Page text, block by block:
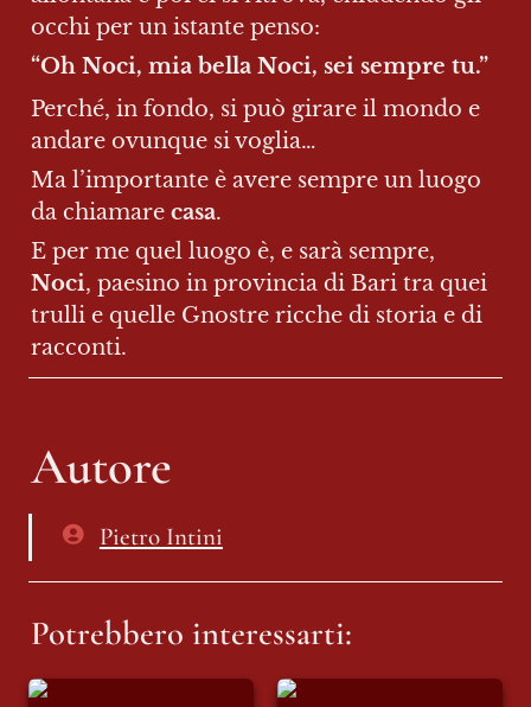
occhi per un istante penso:
“Oh Noci, mia bella Noci, sei sempre tu.”
Perché, in fondo, si può girare il mondo e
andare ovunque si voglia…
Ma l’importante è avere sempre un luogo
da chiamare casa.
Noci, paesino in provincia di Bari tra quei
trulli e quelle Gnostre ricche di storia e di
racconti.
Autore
Pietro Intini
Potrebbero interessarti:
Il 15 del mese
L’Islam è il nemico?